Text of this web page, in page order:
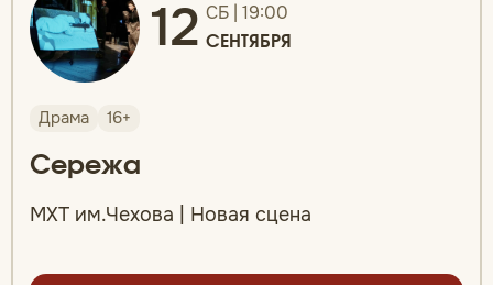
12 СБ | 19:00
СЕНТЯБРЯ
Драма 16+
Сережа
МХТ им.Чехова | Новая сцена